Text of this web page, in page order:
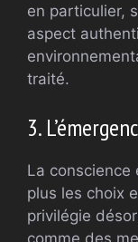
en particulier,
aspect
traité.
3.
La conscience
plus les choix
privilégie